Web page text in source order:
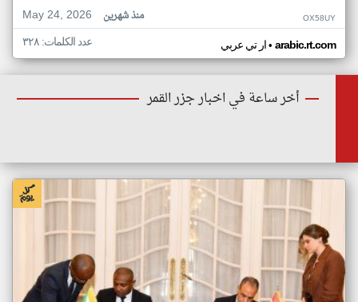
May 24, 2026
منذ شهرين OX58UY
ار تي عربي• arabic.rt.com عدد الكلمات: ٣٢٨
أخر ساعة في اخبار جزر القمر